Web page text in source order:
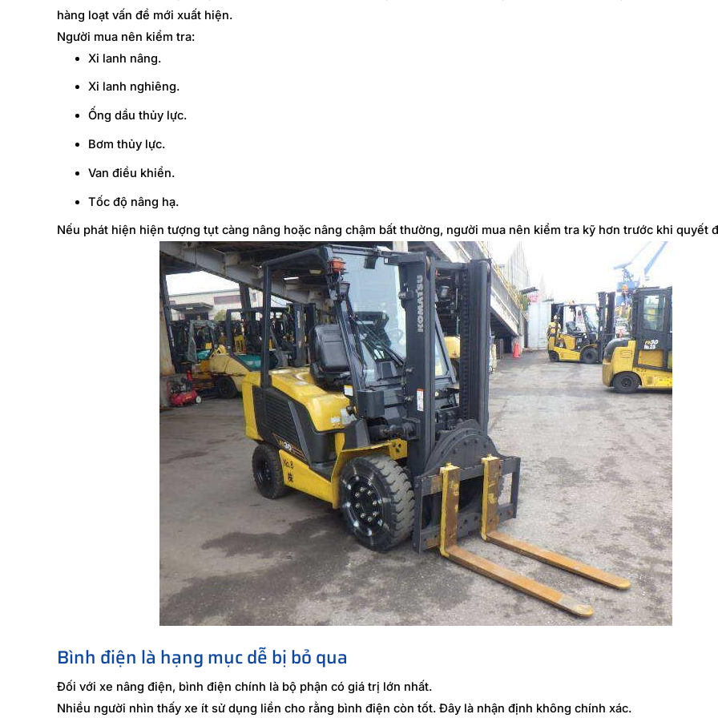
hàng loạt vấn đề mới xuất hiện.
Người mua nên kiểm tra:
Xi lanh nâng.
Xi lanh nghiêng.
Ống dầu thủy lực.
Bơm thủy lực.
Van điều khiển.
Tốc độ nâng hạ.
Nếu phát hiện hiện tượng tụt càng nâng hoặc nâng chậm bất thường, người mua nên kiểm tra kỹ hơn trước khi quyết
Bình điện là hạng mục dễ bị bỏ qua
Đối với xe nâng điện, bình điện chính là bộ phận có giá trị lớn nhất.
Nhiều người nhìn thấy xe ít sử dụng liền cho rằng bình điện còn tốt. Đây là nhận định không chính xác.